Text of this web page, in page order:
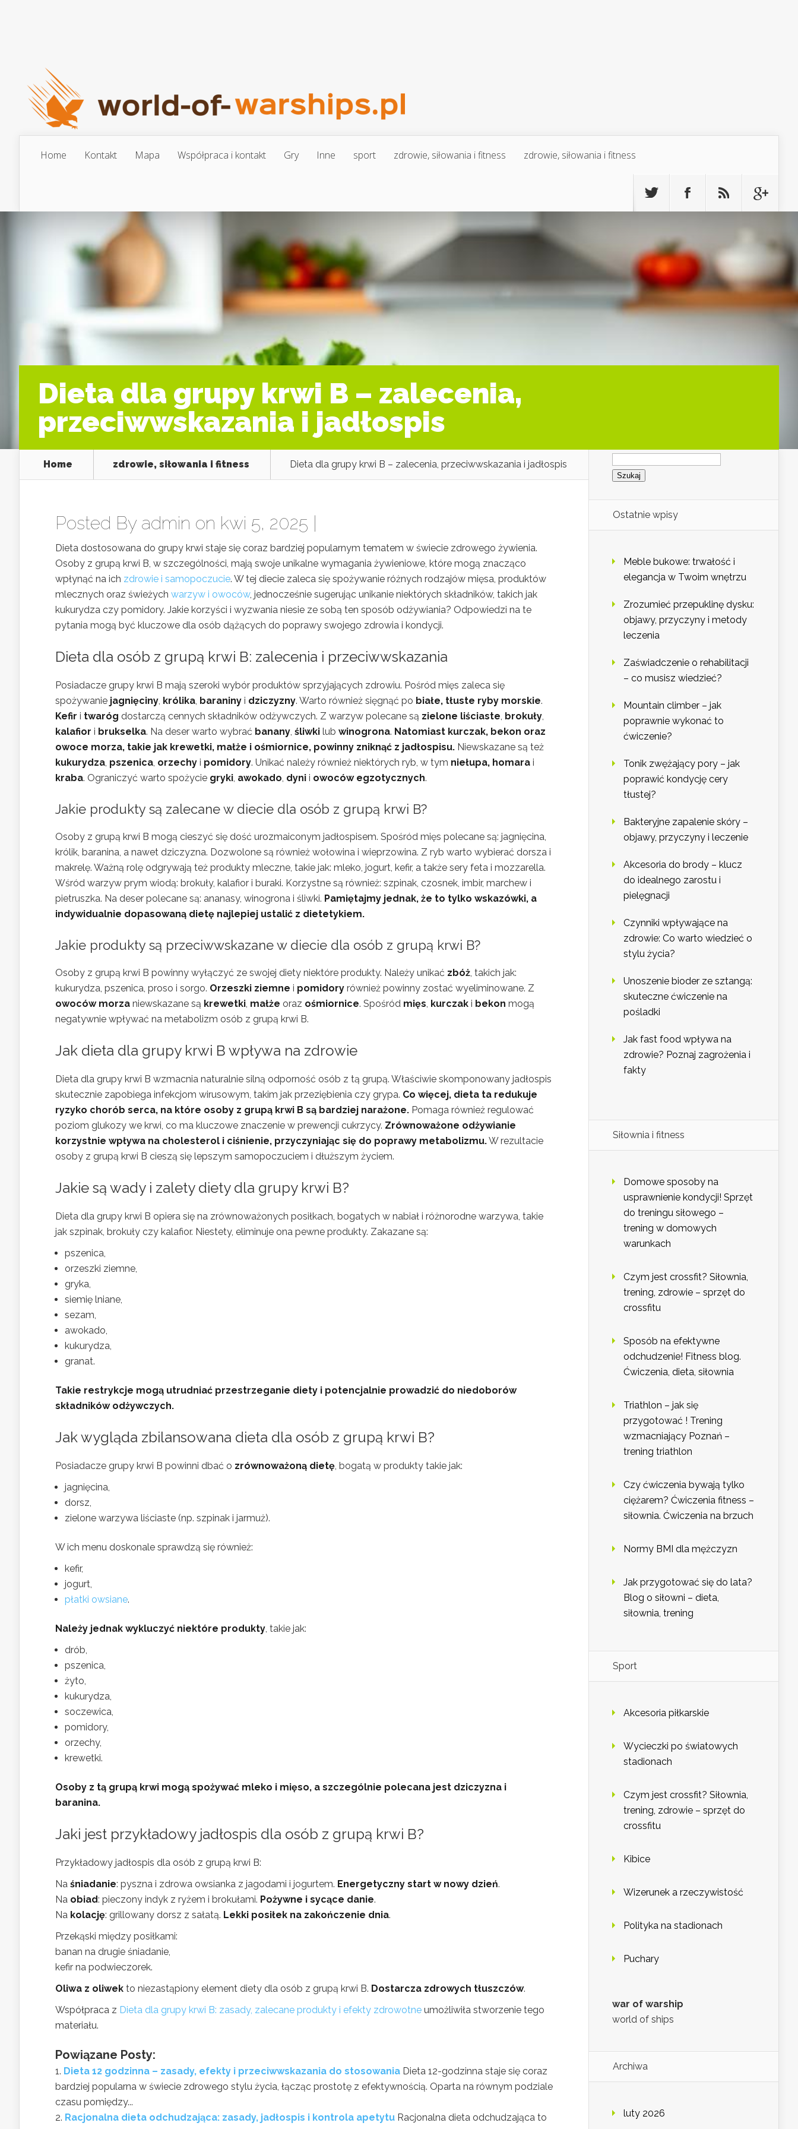
Home Kontakt Mapa Współpraca i kontakt Gry Inne sport zdrowie, siłowania i fitness zdrowie, siłowania i fitness
Dieta dla grupy krwi B – zalecenia,
przeciwwskazania i jadłospis
Home zdrowie, siłowania i fitness Dieta dla grupy krwi B – zalecenia, przeciwwskazania i jadłospis
Posted By admin on kwi 5, 2025 |
Dieta dostosowana do grupy krwi staje się coraz bardziej popularnym tematem w świecie zdrowego żywienia.
Osoby z grupą krwi B, w szczególności, mają swoje unikalne wymagania żywieniowe, które mogą znacząco
wpłynąć na ich zdrowie i samopoczucie. W tej diecie zaleca się spożywanie różnych rodzajów mięsa, produktów
mlecznych oraz świeżych warzyw i owoców, jednocześnie sugerując unikanie niektórych składników, takich jak
kukurydza czy pomidory. Jakie korzyści i wyzwania niesie ze sobą ten sposób odżywiania? Odpowiedzi na te
pytania mogą być kluczowe dla osób dążących do poprawy swojego zdrowia i kondycji.
Dieta dla osób z grupą krwi B: zalecenia i przeciwwskazania
Posiadacze grupy krwi B mają szeroki wybór produktów sprzyjających zdrowiu. Pośród mięs zaleca się
spożywanie jagnięciny, królika, baraniny i dziczyzny. Warto również sięgnąć po białe, tłuste ryby morskie.
Kefir i twaróg dostarczą cennych składników odżywczych. Z warzyw polecane są zielone liściaste, brokuły,
kalafior i brukselka. Na deser warto wybrać banany, śliwki lub winogrona. Natomiast kurczak, bekon oraz
owoce morza, takie jak krewetki, małże i ośmiornice, powinny zniknąć z jadłospisu. Niewskazane są też
kukurydza, pszenica, orzechy i pomidory. Unikać należy również niektórych ryb, w tym niełupa, homara i
kraba. Ograniczyć warto spożycie gryki, awokado, dyni i owoców egzotycznych.
Jakie produkty są zalecane w diecie dla osób z grupą krwi B?
Osoby z grupą krwi B mogą cieszyć się dość urozmaiconym jadłospisem. Spośród mięs polecane są: jagnięcina,
królik, baranina, a nawet dziczyzna. Dozwolone są również wołowina i wieprzowina. Z ryb warto wybierać dorsza i
makrelę. Ważną rolę odgrywają też produkty mleczne, takie jak: mleko, jogurt, kefir, a także sery feta i mozzarella.
Wśród warzyw prym wiodą: brokuły, kalafior i buraki. Korzystne są również: szpinak, czosnek, imbir, marchew i
pietruszka. Na deser polecane są: ananasy, winogrona i śliwki. Pamiętajmy jednak, że to tylko wskazówki, a
indywidualnie dopasowaną dietę najlepiej ustalić z dietetykiem.
Jakie produkty są przeciwwskazane w diecie dla osób z grupą krwi B?
Osoby z grupą krwi B powinny wyłączyć ze swojej diety niektóre produkty. Należy unikać zbóż, takich jak:
kukurydza, pszenica, proso i sorgo. Orzeszki ziemne i pomidory również powinny zostać wyeliminowane. Z
owoców morza niewskazane są krewetki, małże oraz ośmiornice. Spośród mięs, kurczak i bekon mogą
negatywnie wpływać na metabolizm osób z grupą krwi B.
Jak dieta dla grupy krwi B wpływa na zdrowie
Dieta dla grupy krwi B wzmacnia naturalnie silną odporność osób z tą grupą. Właściwie skomponowany jadłospis
skutecznie zapobiega infekcjom wirusowym, takim jak przeziębienia czy grypa. Co więcej, dieta ta redukuje
ryzyko chorób serca, na które osoby z grupą krwi B są bardziej narażone. Pomaga również regulować
poziom glukozy we krwi, co ma kluczowe znaczenie w prewencji cukrzycy. Zrównoważone odżywianie
korzystnie wpływa na cholesterol i ciśnienie, przyczyniając się do poprawy metabolizmu.W rezultacie
osoby z grupą krwi B cieszą się lepszym samopoczuciem i dłuższym życiem.
Jakie są wady i zalety diety dla grupy krwi B?
Dieta dla grupy krwi B opiera się na zrównoważonych posiłkach, bogatych w nabiał i różnorodne warzywa, takie
jak szpinak, brokuły czy kalafior. Niestety, eliminuje ona pewne produkty. Zakazane są:
pszenica,
orzeszki ziemne,
gryka,
siemię lniane,
sezam,
awokado,
kukurydza,
granat.
Takie restrykcje mogą utrudniać przestrzeganie diety i potencjalnie prowadzić do niedoborów
składników odżywczych.
Jak wygląda zbilansowana dieta dla osób z grupą krwi B?
Posiadacze grupy krwi B powinni dbać o zrównoważoną dietę, bogatą w produkty takie jak:
jagnięcina,
dorsz,
zielone warzywa liściaste (np. szpinak i jarmuż).
W ich menu doskonale sprawdzą się również:
kefir,
jogurt,
płatki owsiane.
Należy jednak wykluczyć niektóre produkty, takie jak:
drób,
pszenica,
żyto,
kukurydza,
soczewica,
pomidory,
orzechy,
krewetki.
Osoby z tą grupą krwi mogą spożywać mleko i mięso, a szczególnie polecana jest dziczyzna i
baranina.
Jaki jest przykładowy jadłospis dla osób z grupą krwi B?
Przykładowy jadłospis dla osób z grupą krwi B:
Na śniadanie: pyszna i zdrowa owsianka z jagodami i jogurtem. Energetyczny start w nowy dzień.
Na obiad: pieczony indyk z ryżem i brokułami. Pożywne i sycące danie.
Na kolację: grillowany dorsz z sałatą. Lekki posiłek na zakończenie dnia.
Przekąski między posiłkami:
banan na drugie śniadanie,
kefir na podwieczorek.
Oliwa z oliwek to niezastąpiony element diety dla osób z grupą krwi B. Dostarcza zdrowych tłuszczów.
Współpraca z Dieta dla grupy krwi B: zasady, zalecane produkty i efekty zdrowotne umożliwiła stworzenie tego
materiału.
Powiązane Posty:
Dieta 12 godzinna – zasady, efekty i przeciwwskazania do stosowania Dieta 12-godzinna staje się coraz
bardziej popularna w świecie zdrowego stylu życia, łącząc prostotę z efektywnością. Oparta na równym podziale
czasu pomiędzy...
Racjonalna dieta odchudzająca: zasady, jadłospis i kontrola apetytu Racjonalna dieta odchudzająca to
Szukaj:
Ostatnie wpisy
Meble bukowe: trwałość i
elegancja w Twoim wnętrzu
Zrozumieć przepuklinę dysku:
objawy, przyczyny i metody
leczenia
Zaświadczenie o rehabilitacji
– co musisz wiedzieć?
Mountain climber – jak
poprawnie wykonać to
ćwiczenie?
Tonik zwężający pory – jak
poprawić kondycję cery
tłustej?
Bakteryjne zapalenie skóry –
objawy, przyczyny i leczenie
Akcesoria do brody – klucz
do idealnego zarostu i
pielęgnacji
Czynniki wpływające na
zdrowie: Co warto wiedzieć o
stylu życia?
Unoszenie bioder ze sztangą:
skuteczne ćwiczenie na
pośladki
Jak fast food wpływa na
zdrowie? Poznaj zagrożenia i
fakty
Siłownia i fitness
Domowe sposoby na
usprawnienie kondycji! Sprzęt
do treningu siłowego –
trening w domowych
warunkach
Czym jest crossfit? Siłownia,
trening, zdrowie – sprzęt do
crossfitu
Sposób na efektywne
odchudzenie! Fitness blog.
Ćwiczenia, dieta, siłownia
Triathlon – jak się
przygotować ! Trening
wzmacniający Poznań –
trening triathlon
Czy ćwiczenia bywają tylko
ciężarem? Ćwiczenia fitness –
siłownia. Ćwiczenia na brzuch
Normy BMI dla mężczyzn
Jak przygotować się do lata?
Blog o siłowni – dieta,
siłownia, trening
Sport
Akcesoria piłkarskie
Wycieczki po światowych
stadionach
Czym jest crossfit? Siłownia,
trening, zdrowie – sprzęt do
crossfitu
Kibice
Wizerunek a rzeczywistość
Polityka na stadionach
Puchary
war of warship
world of ships
Archiwa
luty 2026